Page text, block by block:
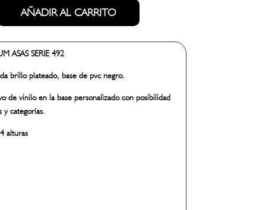
AÑADIR AL CARRITO
ASAS SERIE 492
brillo plateado, base de pvc negro.
de vinilo en la base personalizado con posibilidad
y categorías.
alturas